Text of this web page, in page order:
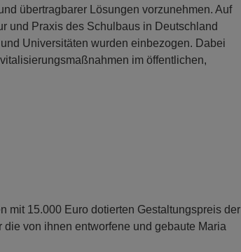
übertragbarer Lösungen vorzunehmen. Auf
und Praxis des Schulbaus in Deutschland
Universitäten wurden einbezogen. Dabei
im öffentlichen,
mit 15.000 Euro dotierten Gestaltungspreis der
von ihnen entworfene und gebaute Maria